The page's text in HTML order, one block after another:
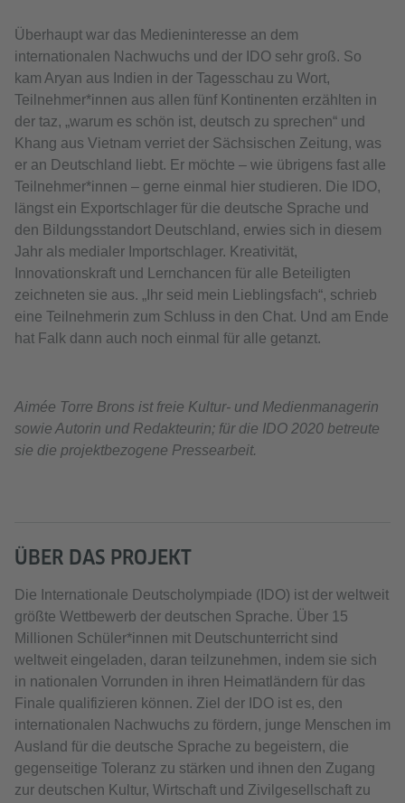
Überhaupt war das Medieninteresse an dem
internationalen Nachwuchs und der IDO sehr groß. So
kam Aryan aus Indien in der Tagesschau zu Wort,
Teilnehmer*innen aus allen fünf Kontinenten erzählten in
der taz, „warum es schön ist, deutsch zu sprechen“ und
Khang aus Vietnam verriet der Sächsischen Zeitung, was
er an Deutschland liebt. Er möchte – wie übrigens fast alle
Teilnehmer*innen – gerne einmal hier studieren. Die IDO,
längst ein Exportschlager für die deutsche Sprache und
den Bildungsstandort Deutschland, erwies sich in diesem
Jahr als medialer Importschlager. Kreativität,
Innovationskraft und Lernchancen für alle Beteiligten
zeichneten sie aus. „Ihr seid mein Lieblingsfach“, schrieb
eine Teilnehmerin zum Schluss in den Chat. Und am Ende
hat Falk dann auch noch einmal für alle getanzt.
Aimée Torre Brons ist freie Kultur- und Medienmanagerin
sowie Autorin und Redakteurin; für die IDO 2020 betreute
sie die projektbezogene Pressearbeit.
ÜBER DAS PROJEKT
Die Internationale Deutscholympiade (IDO) ist der weltweit
größte Wettbewerb der deutschen Sprache. Über 15
Millionen Schüler*innen mit Deutschunterricht sind
weltweit eingeladen, daran teilzunehmen, indem sie sich
in nationalen Vorrunden in ihren Heimatländern für das
Finale qualifizieren können. Ziel der IDO ist es, den
internationalen Nachwuchs zu fördern, junge Menschen im
Ausland für die deutsche Sprache zu begeistern, die
gegenseitige Toleranz zu stärken und ihnen den Zugang
zur deutschen Kultur, Wirtschaft und Zivilgesellschaft zu